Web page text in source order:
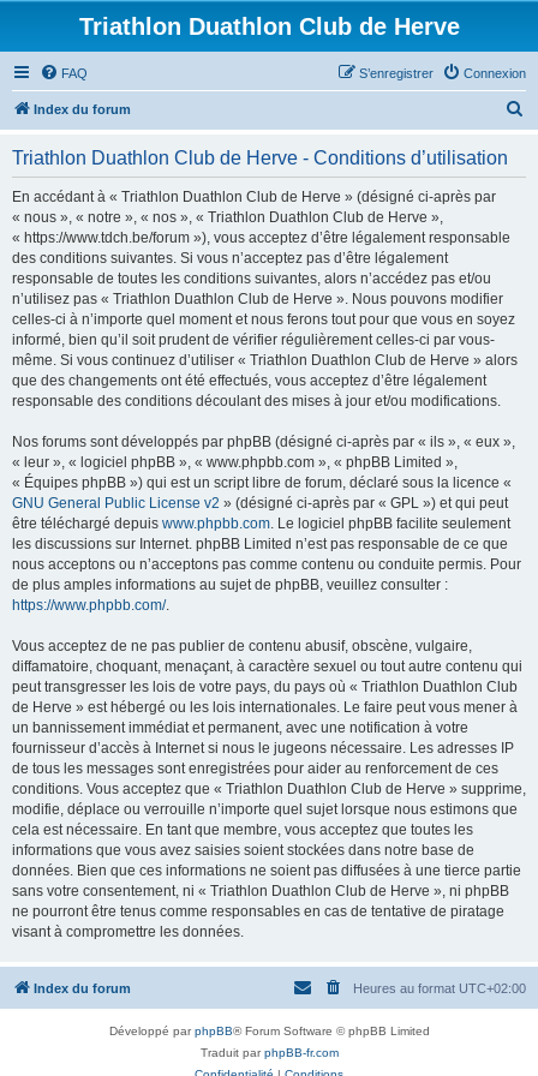
Triathlon Duathlon Club de Herve
FAQ Connexion
S’enregistrer
Index du forum
Triathlon Duathlon Club de Herve - Conditions d’utilisation
En accédant à « Triathlon Duathlon Club de Herve » (désigné ci-après par
« nous », « notre », « nos », « Triathlon Duathlon Club de Herve »,
« https://www.tdch.be/forum »), vous acceptez d’être légalement responsable
des conditions suivantes. Si vous n’acceptez pas d’être légalement
responsable de toutes les conditions suivantes, alors n’accédez pas et/ou
n’utilisez pas « Triathlon Duathlon Club de Herve ». Nous pouvons modifier
celles-ci à n’importe quel moment et nous ferons tout pour que vous en soyez
informé, bien qu’il soit prudent de vérifier régulièrement celles-ci par vous-
même. Si vous continuez d’utiliser « Triathlon Duathlon Club de Herve » alors
que des changements ont été effectués, vous acceptez d’être légalement
responsable des conditions découlant des mises à jour et/ou modifications.
Nos forums sont développés par phpBB (désigné ci-après par « ils », « eux »,
« leur », « logiciel phpBB », « www.phpbb.com », « phpBB Limited »,
« Équipes phpBB ») qui est un script libre de forum, déclaré sous la licence «
GNU General Public License v2 » (désigné ci-après par « GPL ») et qui peut
être téléchargé depuis www.phpbb.com. Le logiciel phpBB facilite seulement
les discussions sur Internet. phpBB Limited n’est pas responsable de ce que
nous acceptons ou n’acceptons pas comme contenu ou conduite permis. Pour
de plus amples informations au sujet de phpBB, veuillez consulter :
https://www.phpbb.com/.
Vous acceptez de ne pas publier de contenu abusif, obscène, vulgaire,
diffamatoire, choquant, menaçant, à caractère sexuel ou tout autre contenu qui
peut transgresser les lois de votre pays, du pays où « Triathlon Duathlon Club
de Herve » est hébergé ou les lois internationales. Le faire peut vous mener à
un bannissement immédiat et permanent, avec une notification à votre
fournisseur d’accès à Internet si nous le jugeons nécessaire. Les adresses IP
de tous les messages sont enregistrées pour aider au renforcement de ces
conditions. Vous acceptez que « Triathlon Duathlon Club de Herve » supprime,
modifie, déplace ou verrouille n’importe quel sujet lorsque nous estimons que
cela est nécessaire. En tant que membre, vous acceptez que toutes les
informations que vous avez saisies soient stockées dans notre base de
données. Bien que ces informations ne soient pas diffusées à une tierce partie
sans votre consentement, ni « Triathlon Duathlon Club de Herve », ni phpBB
ne pourront être tenus comme responsables en cas de tentative de piratage
visant à compromettre les données.
Index du forum Heures au format UTC+02:00
Développé parphpBB® Forum Software © phpBB Limited
Traduit parphpBB-fr.com